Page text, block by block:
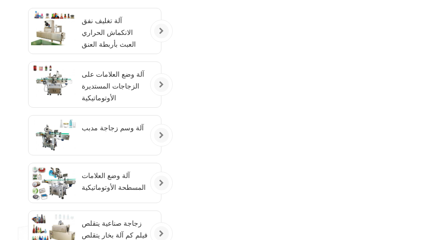
آلة تغليف نفق
الانكماش الحراري
العبث بأربطة العنق
آلة وضع العلامات على
الزجاجات المستديرة
الأوتوماتيكية
آلة وسم زجاجة مدبب
آلة وضع العلامات
المسطحة الأوتوماتيكية
زجاجة صناعية يتقلص
فيلم كم آلة بخار يتقلص